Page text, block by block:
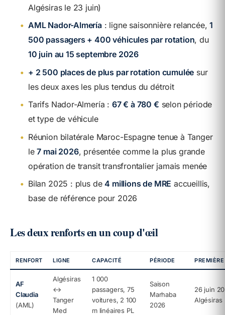
Algésiras le 23 juin)
• AML Nador-Almería: ligne saisonnière relancée,1
500 passagers + 400 véhicules par rotation, du
10 juin au 15 septembre 2026
• + 2 500 places de plus par rotation cumulée sur
les deux axes les plus tendus du détroit
• Tarifs Nador-Almería : 67 € à 780 € selon période
et type de véhicule
• Réunion bilatérale Maroc-Espagne tenue à Tanger
le7 mai 2026, présentée comme la plus grande
opération de transit transfrontalier jamais menée
• Bilan 2025 : plus de4 millions de MRE accueillis,
base de référence pour 2026
Les deux renforts en un coup d'œil
RENFORT LIGNE CAPACITÉ PÉRIODE
AF
Claudia
(AML)
Algésiras
↔
Tanger
Med
1 000
passagers, 75
voitures, 2 100
m linéaires PL
Saison
Marhaba
2026
26 juin
Algésiras